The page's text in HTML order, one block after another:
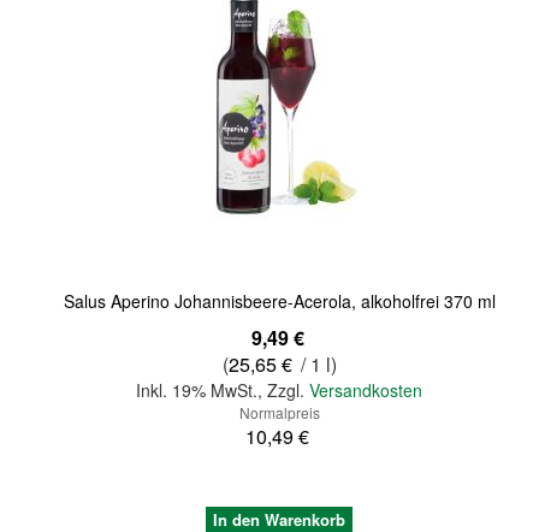
Salus Aperino Johannisbeere-Acerola, alkoholfrei 370 ml
9,49 €
(25,65 € / 1 l)
Inkl. 19% MwSt.,Zzgl.Versandkosten
Normalpreis
10,49 €
In den Warenkorb